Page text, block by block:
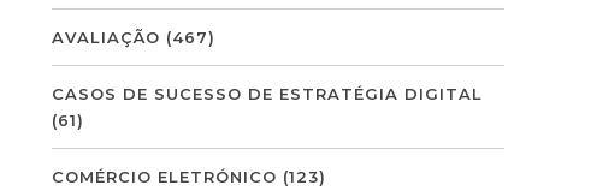
AVALIAÇÃO (467)
CASOS DE SUCESSO DE ESTRATÉGIA DIGITAL
(61)
COMÉRCIO ELETRÓNICO (123)